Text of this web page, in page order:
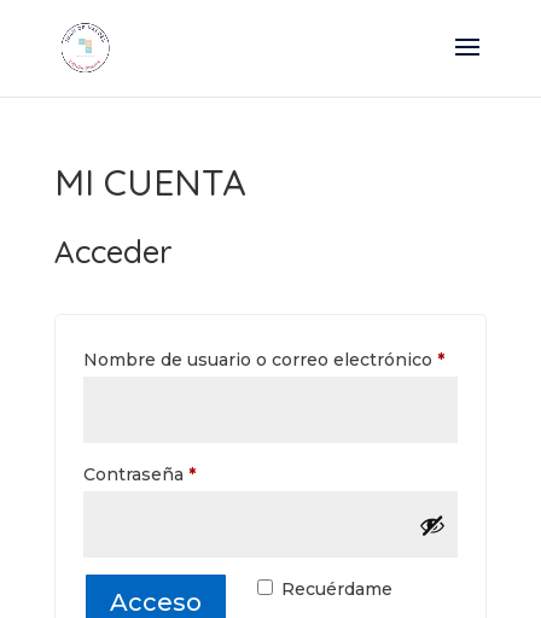
MI CUENTA
Acceder
Nombre de usuario o correo electrónico *Obligatorio
Contraseña *Obligatorio
Recuérdame
Acceso